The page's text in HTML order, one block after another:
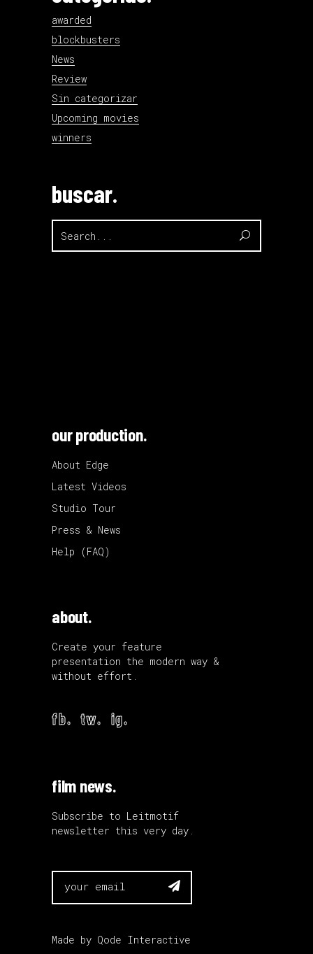
awarded
blockbusters
News
Review
Sin categorizar
Upcoming movies
winners
buscar.
for:
our production.
About Edge
Latest Videos
Studio Tour
Press & News
Help (FAQ)
about.
Create your feature
presentation the modern way &
without effort.
fb. tw. ig.
film news.
Subscribe to Leitmotif
newsletter this very day.

Made by Qode Interactive